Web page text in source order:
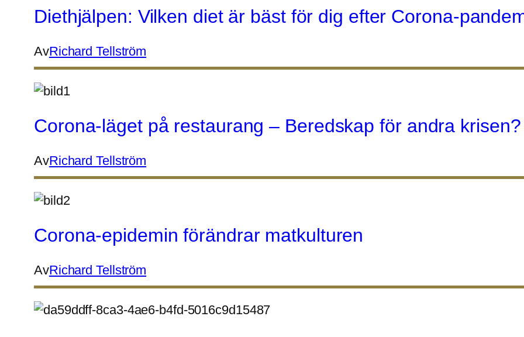
Diethjälpen: Vilken diet är bäst för dig efter Corona-
AvRichard Tellström
Corona-läget på restaurang – Beredskap för andra krisen?
AvRichard Tellström
Corona-epidemin förändrar matkulturen
AvRichard Tellström